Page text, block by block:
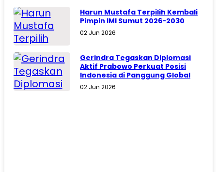
Harun Mustafa Terpilih Kembali
Pimpin IMI Sumut 2026-2030
02 Jun 2026
Gerindra Tegaskan Diplomasi
Aktif Prabowo Perkuat Posisi
Indonesia di Panggung Global
02 Jun 2026